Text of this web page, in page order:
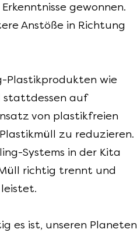
gewonnen.
Anstöße in Richtung
Plastikprodukten wie
stattdessen auf
von plastikfreien
zu reduzieren.
Systems in der Kita
richtig trennt und
es ist, unseren Planeten